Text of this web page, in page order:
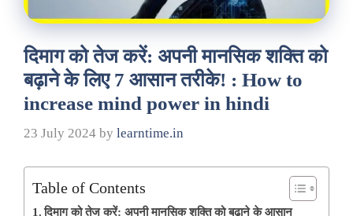
दिमाग को तेज करें: अपनी मानसिक शक्ति को
बढ़ाने के लिए 7 आसान तरीके! : How to
increase mind power in hindi
23 July 2024 by learntime.in
Table of Contents
दिमाग को तेज करें: अपनी मानसिक शक्ति को बढ़ाने के आसान